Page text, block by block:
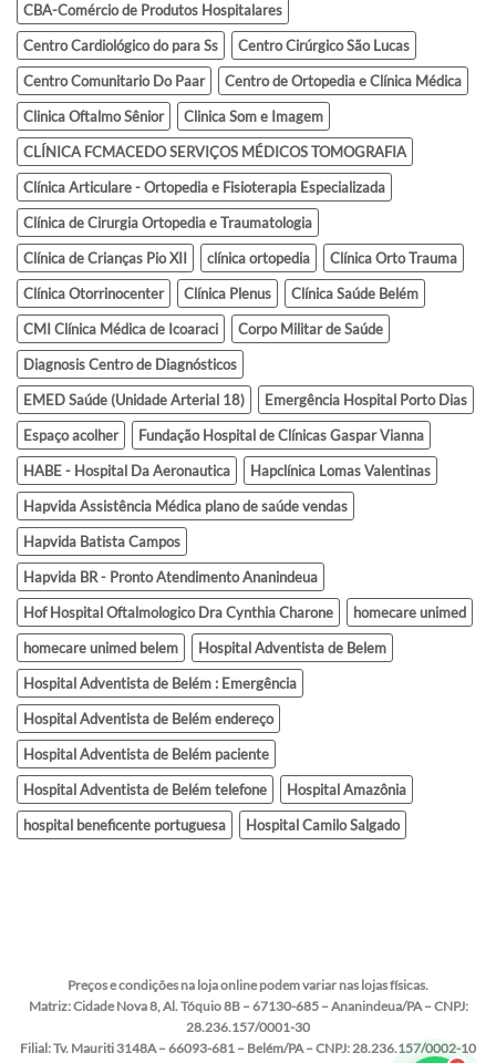
CBA-Comércio de Produtos Hospitalares
Centro Cardiológico do para Ss
Centro Cirúrgico São Lucas
Centro Comunitario Do Paar
Centro de Ortopedia e Clínica Médica
Clinica Oftalmo Sênior
Clinica Som e Imagem
CLÍNICA FCMACEDO SERVIÇOS MÉDICOS TOMOGRAFIA
Clínica Articulare - Ortopedia e Fisioterapia Especializada
Clínica de Cirurgia Ortopedia e Traumatologia
Clínica de Crianças Pio XII
clínica ortopedia
Clínica Orto Trauma
Clínica Otorrinocenter
Clínica Plenus
Clínica Saúde Belém
CMI Clínica Médica de Icoaraci
Corpo Militar de Saúde
Diagnosis Centro de Diagnósticos
EMED Saúde (Unidade Arterial 18)
Emergência Hospital Porto Dias
Espaço acolher
Fundação Hospital de Clínicas Gaspar Vianna
HABE - Hospital Da Aeronautica
Hapclínica Lomas Valentinas
Hapvida Assistência Médica plano de saúde vendas
Hapvida Batista Campos
Hapvida BR - Pronto Atendimento Ananindeua
Hof Hospital Oftalmologico Dra Cynthia Charone
homecare unimed
homecare unimed belem
Hospital Adventista de Belem
Hospital Adventista de Belém : Emergência
Hospital Adventista de Belém endereço
Hospital Adventista de Belém paciente
Hospital Adventista de Belém telefone
Hospital Amazônia
hospital beneficente portuguesa
Hospital Camilo Salgado
Preços e condições na loja online podem variar nas lojas físicas.
Matriz:Cidade Nova 8, Al. Tóquio 8B – 67130-685 – Ananindeua/PA – CNPJ:
28.236.157/0001-30
Filial:Tv. Mauriti 3148A – 66093-681 – Belém/PA – CNPJ: 28.236.157/0002-10